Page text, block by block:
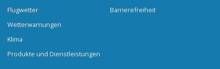
Flugwetter
Wetterwarnungen
Klima
Produkte und Dienstleistungen
Barrierefreiheit